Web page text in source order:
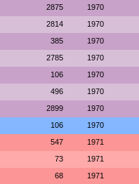
2875 1970
2814 1970
385 1970
2785 1970
106 1970
496 1970
2899 1970
106 1970
547 1971
73 1971
68 1971